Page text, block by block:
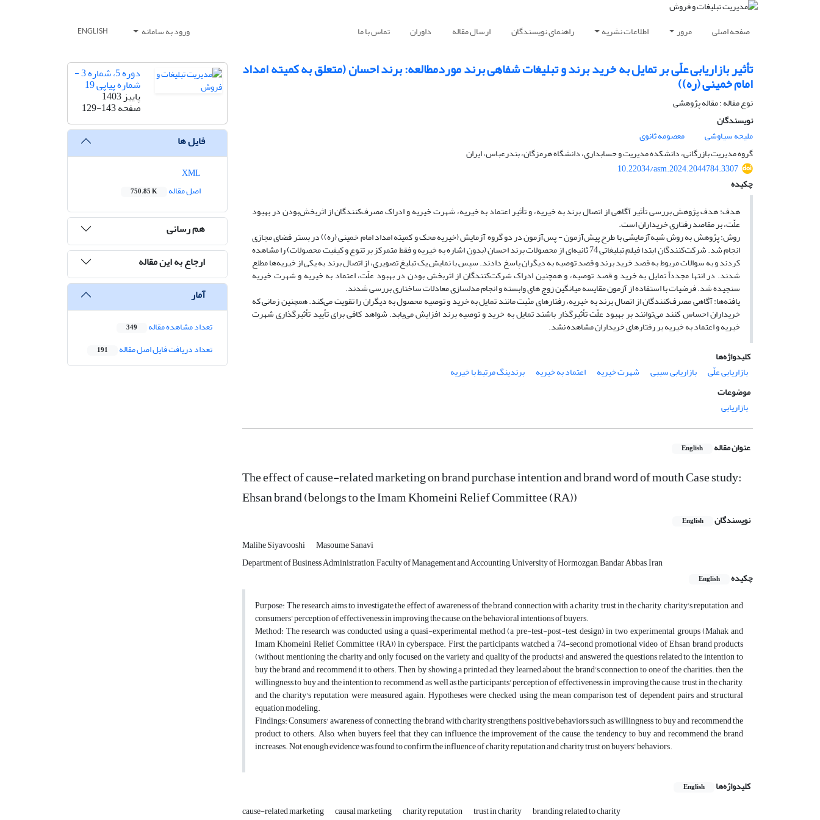
صفحه اصلی مرور اطلاعات نشریه راهنمای نویسندگان ارسال مقاله داوران تماس با ما ورود به سامانه ENGLISH
تأثیر بازاریابی علّی بر تمایل به خرید برند و تبلیغات شفاهی برند موردمطالعه: برند احسان (متعلق به کمیته امداد
امام خمینی (ره))
نوع مقاله : مقاله پژوهشی
نویسندگان
ملیحه سیاوشی
معصومه ثانوی
گروه مدیریت بازرگانی، دانشکده مدیریت و حسابداری، دانشگاه هرمزگان، بندرعباس، ایران
10.22034/asm.2024.2044784.3307
چکیده
هدف: هدف پژوهش بررسی تأثیر آگاهی از اتصال برند به خیریه، و تأثیر اعتماد به خیریه، شهرت خیریه و ادراک مصرف‌کنندگان از اثربخش‌بودن در بهبود
علّت، بر مقاصد رفتاری خریداران است.
روش: پژوهش به روش شبه‌آزمایشی با طرح پیش‌آزمون - پس‌آزمون در دو گروه آزمایش (خیریه محک و کمیته امداد امام خمینی (ره)) در بستر فضای مجازی
انجام شد. شرکت‌کنندگان ابتدا فیلم تبلیغاتی 74 ثانیه‌ای از محصولات برند احسان (بدون اشاره به خیریه و فقط متمرکز بر تنوع و کیفیت محصولات) را مشاهده
کردند و به سوالات مربوط به قصد خرید برند و قصد توصیه به دیگران پاسخ دادند. سپس با نمایش یک تبلیغ تصویری، از اتصال برند به یکی از خیریه‌ها مطلع
شدند. در انتها مجدداً تمایل به خرید و قصد توصیه، و همچنین ادراک شرکت‌کنندگان از اثربخش بودن در بهبود علّت، اعتماد به خیریه و شهرت خیریه
سنجیده شد. فرضیات با استفاده از آزمون مقایسه میانگین زوج های وابسته و انجام مدلسازی معادلات ساختاری بررسی شدند.
یافته‌ها: آگاهی مصرف‌کنندگان از اتصال برند به خیریه، رفتارهای مثبت مانند تمایل به خرید و توصیه محصول به دیگران را تقویت می‌کند. همچنین زمانی که
خریداران احساس کنند می‌توانند بر بهبود علّت تأثیرگذار باشند تمایل به خرید و توصیه برند افزایش می‌یابد. شواهد کافی برای تأیید تأثیرگذاری شهرت
خیریه و اعتماد به خیریه بر رفتارهای خریداران مشاهده نشد.
کلیدواژه‌ها
بازاریابی علّی
بازاریابی سببی شهرت خیریه اعتماد به خیریه
برندینگ مرتبط با خیریه
موضوعات
بازاریابی
عنوان مقاله English
The effect of cause-related marketing on brand purchase intention and brand word of mouth Case study:
Ehsan brand (belongs to the Imam Khomeini Relief Committee (RA))
نویسندگان English
Malihe Siyavooshi
Masoume Sanavi
Department of Business Administration, Faculty of Management and Accounting, University of Hormozgan, Bandar Abbas, Iran
چکیده
English
Purpose: The research aims to investigate the effect of awareness of the brand connection with a charity, trust in the charity, charity's reputation, and
consumers' perception of effectiveness in improving the cause, on the behavioral intentions of buyers.
Method: The research was conducted using a quasi-experimental method (a pre-test-post-test design) in two experimental groups (Mahak and
Imam Khomeini Relief Committee (RA)) in cyberspace. First, the participants watched a 74-second promotional video of Ehsan brand products
(without mentioning the charity and only focused on the variety and quality of the products) and answered the questions related to the intention to
buy the brand and recommend it to others. Then, by showing a printed ad, they learned about the brand's connection to one of the charities. then, the
willingness to buy and the intention to recommend, as well as the participants' perception of effectiveness in improving the cause, trust in the charity,
and the charity's reputation were measured again. Hypotheses were checked using the mean comparison test of dependent pairs and structural
equation modeling.
Findings: Consumers' awareness of connecting the brand with charity strengthens positive behaviors such as willingness to buy and recommend the
product to others. Also, when buyers feel that they can influence the improvement of the cause, the tendency to buy and recommend the brand
increases. Not enough evidence was found to confirm the influence of charity reputation and charity trust on buyers' behaviors.
کلیدواژه‌ها English
cause-related marketing causal marketing charity reputation trust in charity branding related to charity
دوره 5، شماره 3 -
شماره پیاپی 19
پاییز 1403
صفحه129-143
فایل ها
اصل مقاله
750.85 K
هم رسانی
ارجاع به این مقاله
آمار
تعداد مشاهده مقاله 349
تعداد دریافت فایل اصل مقاله 191